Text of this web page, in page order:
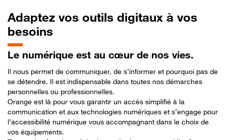
Adaptez vos outils digitaux à vos
besoins
Le numérique est au cœur de nos vies.
Il nous permet de communiquer, de s’informer et pourquoi pas de
se détendre. Il est indispensable dans toutes nos démarches
personnelles ou professionnelles.
Orange est là pour vous garantir un accès simplifié à la
communication et aux technologies numériques et s’engage pour
l’accessibilité numérique vous accompagnant dans le choix de
vos équipements.